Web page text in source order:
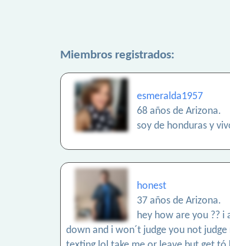
Miembros registrados:
esmeralda1957
68 años de Arizona.
soy de honduras y
honest
37 años de Arizona.
hey how are you ??
down and i won´t judge you not